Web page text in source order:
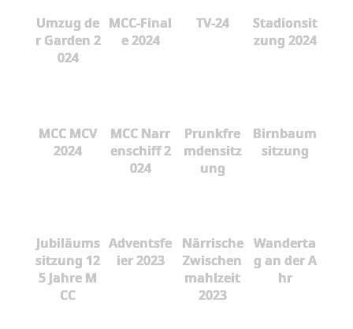
Umzug de
r Garden 2
024
MCC-Final
e 2024
TV-24
Stadionsit
zung 2024
MCC MCV
2024
MCC Narr
enschiff 2
024
Prunkfre
mdensitz
ung
Birnbaum
sitzung
Jubiläums
sitzung 12
5 Jahre M
CC
Adventsfe
ier 2023
Närrische
Zwischen
mahlzeit
2023
Wanderta
g an der A
hr